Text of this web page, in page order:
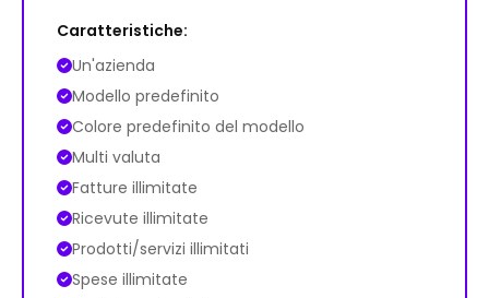
Caratteristiche:
Un'azienda
Modello predefinito
Colore predefinito del modello
Multi valuta
Fatture illimitate
Ricevute illimitate
Prodotti/servizi illimitati
Spese illimitate